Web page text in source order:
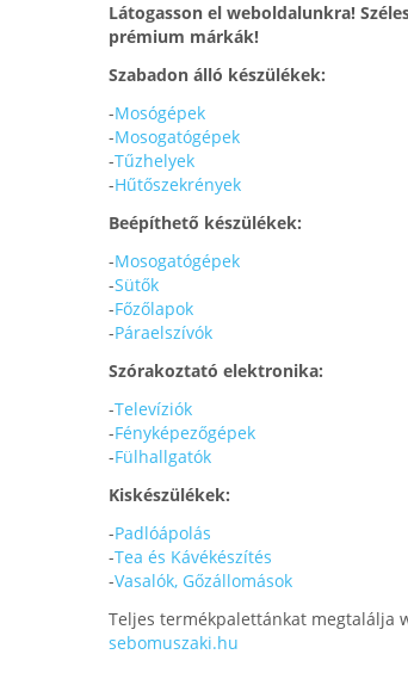
Látogasson el weboldalunkra!
prémium márkák!
Szabadon álló készülékek:
-Mosógépek
-Mosogatógépek
-Tűzhelyek
-Hűtőszekrények
Beépíthető készülékek:
-Mosogatógépek
-Sütők
-Főzőlapok
-Páraelszívók
Szórakoztató elektronika:
-Televíziók
-Fényképezőgépek
-Fülhallgatók
Kiskészülékek:
-Padlóápolás
-Tea és Kávékészítés
-Vasalók, Gőzállomások
Teljes termékpalettánkat megtalálja
sebomuszaki.hu